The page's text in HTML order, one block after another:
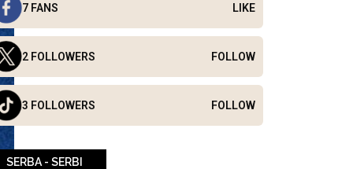
7 FANS LIKE
2 FOLLOWERS FOLLOW
3 FOLLOWERS FOLLOW
SERBA - SERBI